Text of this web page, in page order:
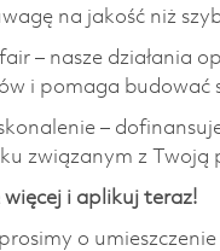
na jakość niż
– nasze działania
i pomaga budować
–
związanym z Twoją
więcej i aplikuj teraz!
o